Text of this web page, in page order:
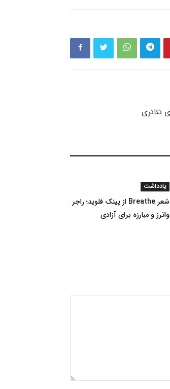
یادداشت
شعر Breathe از پینک فلوید؛ راجر
واترز و مبارزه برای آزادی